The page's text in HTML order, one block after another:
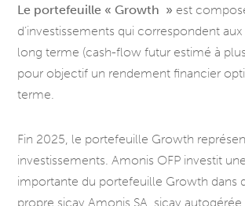
Le portefeuille « Growth » est
d’investissements qui correspondent
long terme (cash-flow futur estimé à
pour objectif un rendement financier
terme.
Fin 2025, le portefeuille Growth
investissements. Amonis OFP investit
importante du portefeuille Growth dans
propre sicav Amonis SA, sicav